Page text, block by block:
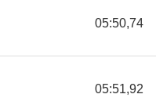
05:50,74
05:51,92